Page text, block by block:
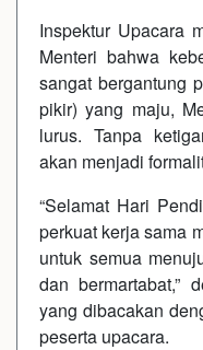
Inspektur Upacara
Menteri bahwa
sangat bergantung
pikir) yang maju,
lurus. Tanpa
akan menjadi
“Selamat Hari
perkuat kerja sama
untuk semua
dan bermartabat,”
yang dibacakan
peserta upacara.